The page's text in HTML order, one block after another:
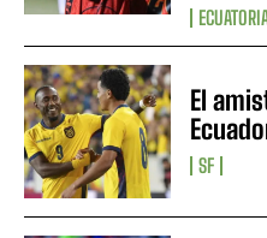
El
SF